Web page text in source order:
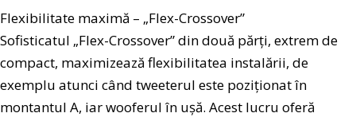
Flexibilitate maximă – „Flex-Crossover”
Sofisticatul „Flex-Crossover” din două părți, extrem de
compact, maximizează flexibilitatea instalării, de
exemplu atunci când tweeterul este poziționat în
montantul A, iar wooferul în ușă. Acest lucru oferă